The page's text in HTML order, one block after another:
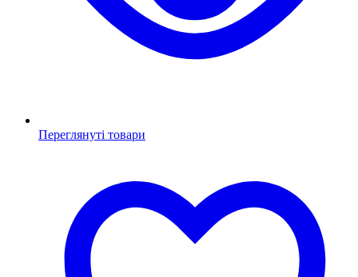
Переглянуті товари